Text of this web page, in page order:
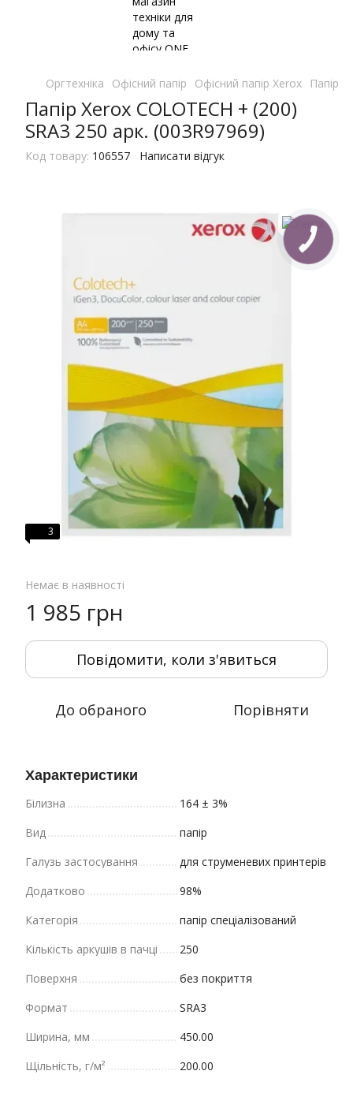
Оргтехніка Офісний папір Офісний папір Xerox Папір
Папір Xerox COLOTECH + (200)
SRA3 250 арк. (003R97969)
Код товару: 106557 Написати відгук
3
Немає в наявності
1 985 грн
Повідомити, коли з'явиться
До обраного Порівняти
Характеристики
Білизна
164 ± 3%
Вид
папір
Галузь застосування
для струменевих принтерів
Додатково
98%
Категорія
папір спеціалізований
Кількість аркушів в пачці
250
Поверхня
без покриття
Формат
SRA3
Ширина, мм
450.00
Щільність, г/м²
200.00